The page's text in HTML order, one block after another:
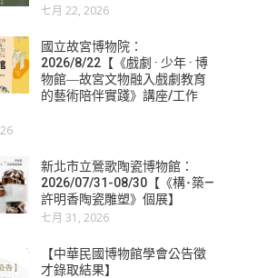
七月 22, 2026
國立故宮博物院：
2026/8/22【《戲劇 · 少年 · 博
物館―故宮文物融入戲劇教育
的藝術陪伴實踐》講座/工作
新北市立鶯歌陶瓷博物館：
2026/07/31-08/30【《構･築—
許明香陶瓷雕塑》個展】
七月 31, 2026
【中華民國博物館學會公告徵
才錄取結果】